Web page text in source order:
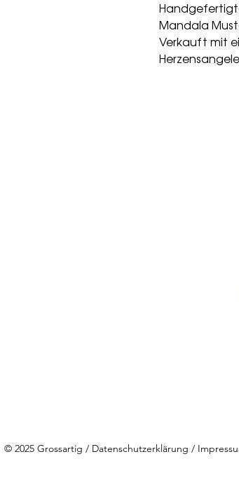
Mandala
Verkauft mit
© 2025 Grossartig / Datenschutzerklärung /